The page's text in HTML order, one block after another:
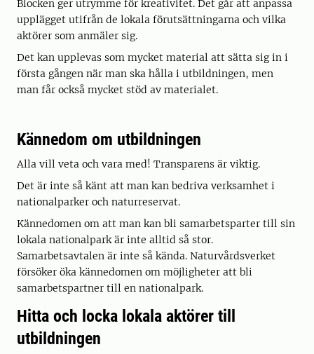
Blocken ger utrymme för kreativitet. Det går att anpassa
upplägget utifrån de lokala förutsättningarna och vilka
aktörer som anmäler sig.
Det kan upplevas som mycket material att sätta sig in i
första gången när man ska hålla i utbildningen, men
man får också mycket stöd av materialet.
Kännedom om utbildningen
Alla vill veta och vara med! Transparens är viktig.
Det är inte så känt att man kan bedriva verksamhet i
nationalparker och naturreservat.
Kännedomen om att man kan bli samarbetsparter till sin
lokala nationalpark är inte alltid så stor.
Samarbetsavtalen är inte så kända. Naturvårdsverket
försöker öka kännedomen om möjligheter att bli
samarbetspartner till en nationalpark.
Hitta och locka lokala aktörer till
utbildningen